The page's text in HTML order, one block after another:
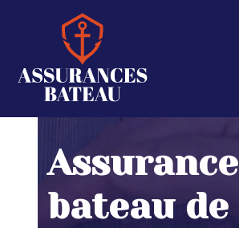
Assurance
bateau de